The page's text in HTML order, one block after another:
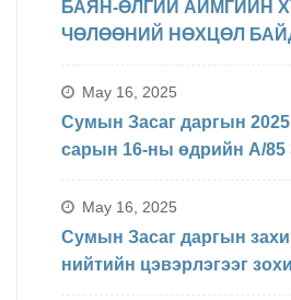
БАЯН-ӨЛГИЙ АЙМГИЙН
ЧӨЛӨӨНИЙ НӨХЦӨЛ
May 16, 2025
Сумын Засаг даргын
сарын 16-ны өдрийн А/85
явагдахаар болсон.
May 16, 2025
Сумын Засаг даргын
нийтийн цэвэрлэгээг